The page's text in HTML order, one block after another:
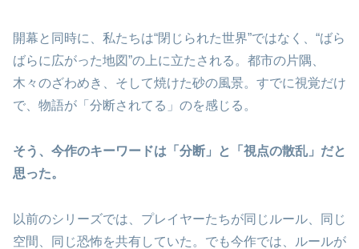
開幕と同時に、私たちは“閉じられた世界”ではなく、“ばら
ばらに広がった地図”の上に立たされる。都市の片隅、
木々のざわめき、そして焼けた砂の風景。すでに視覚だけ
で、物語が「分断されてる」のを感じる。
そう、今作のキーワードは「分断」と「視点の散乱」だと
思った。
以前のシリーズでは、プレイヤーたちが同じルール、同じ
空間、同じ恐怖を共有していた。でも今作では、ルールが